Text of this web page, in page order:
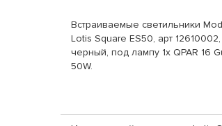
Встраиваемые светильники
Lotis Square ES50, арт 12610002,
черный, под лампу 1x QPAR 16
50W.